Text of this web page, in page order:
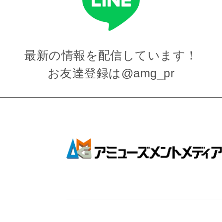
最新の情報を配信しています！
お友達登録は @amg_pr